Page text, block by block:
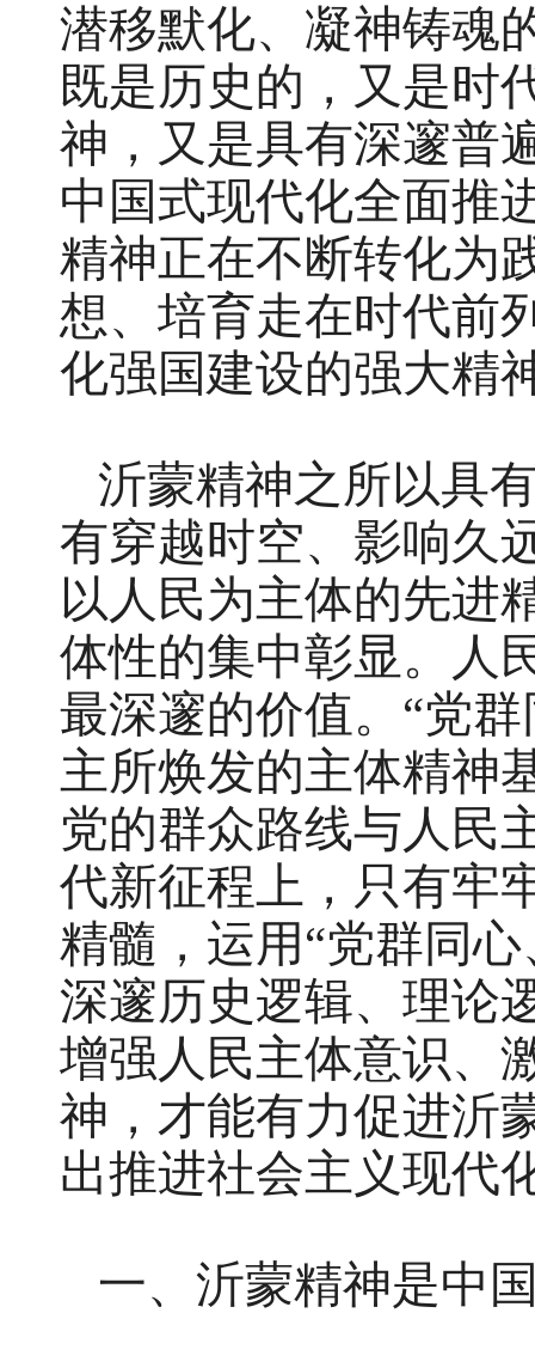
潜移默化、凝神铸魂
既是历史的，又是时
神，又是具有深邃普
中国式现代化全面推
精神正在不断转化为
想、培育走在时代前
化强国建设的强大精
沂蒙精神之所以具
有穿越时空、影响久
以人民为主体的先进
体性的集中彰显。人
最深邃的价值。“党
主所焕发的主体精神
党的群众路线与人民
代新征程上，只有牢
精髓，运用“党群同
深邃历史逻辑、理论
增强人民主体意识、
神，才能有力促进沂
出推进社会主义现代
一、沂蒙精神是中